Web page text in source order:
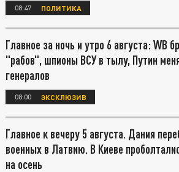
08:47 ПОЛИТИКА
Главное за ночь и утро 6 августа: WB
"рабов", шпионы ВСУ в тылу, Путин
генералов
08:00 ЭКСКЛЮЗИВ
Главное к вечеру 5 августа. Дания
военных в Латвию. В Киеве
на осень